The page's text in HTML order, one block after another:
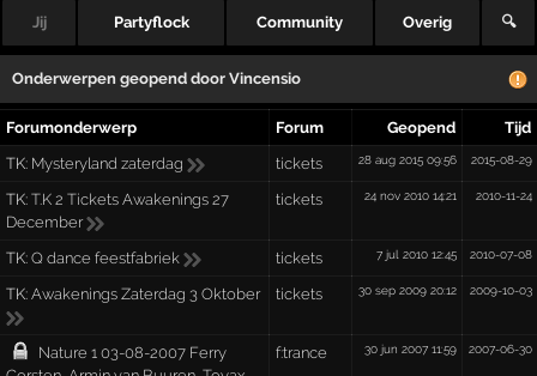
Jij Partyflock Community Overig 🔍
Onderwerpen geopend doorVincensio
Forumonderwerp Forum Geopend
Tijd
TK: Mysteryland zaterdag tickets 28 aug 2015 09:56 2015-08-29
TK:T.K 2 Tickets Awakenings 27
December
tickets 24 nov 2010 14:21 2010-11-24
TK:Q dance feestfabriek tickets 7 jul 2010 12:45 2010-07-08
TK:Awakenings Zaterdag 3 Oktober tickets 30 sep 2009 20:12 2009-10-03
Nature 1 03-08-2007 Ferry
f:trance 30 jun 2007 11:59 2007-06-30